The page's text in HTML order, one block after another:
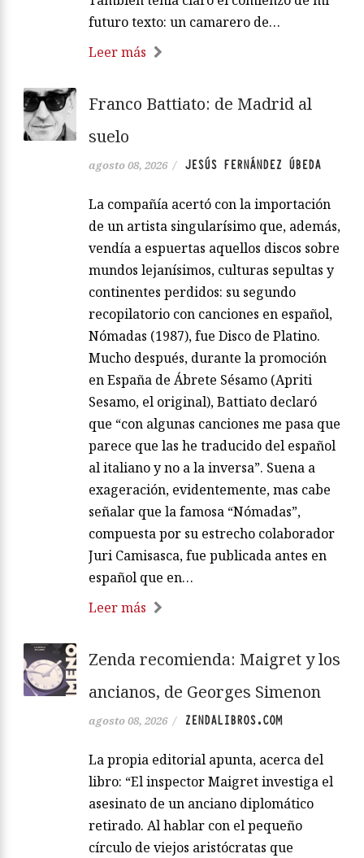
futuro texto: un camarero de…
Leer más
Franco Battiato: de Madrid al
suelo
agosto 08, 2026 / JESÚS FERNÁNDEZ ÚBEDA
La compañía acertó con la importación
de un artista singularísimo que, además,
vendía a espuertas aquellos discos sobre
mundos lejanísimos, culturas sepultas y
continentes perdidos: su segundo
recopilatorio con canciones en español,
Nómadas (1987), fue Disco de Platino.
Mucho después, durante la promoción
en España de Ábrete Sésamo (Apriti
Sesamo, el original), Battiato declaró
que “con algunas canciones me pasa que
parece que las he traducido del español
al italiano y no a la inversa”. Suena a
exageración, evidentemente, mas cabe
señalar que la famosa “Nómadas”,
compuesta por su estrecho colaborador
Juri Camisasca, fue publicada antes en
español que en…
Leer más
Zenda recomienda: Maigret y los
ancianos, de Georges Simenon
agosto 08, 2026 / ZENDALIBROS.COM
La propia editorial apunta, acerca del
libro: “El inspector Maigret investiga el
asesinato de un anciano diplomático
retirado. Al hablar con el pequeño
círculo de viejos aristócratas que